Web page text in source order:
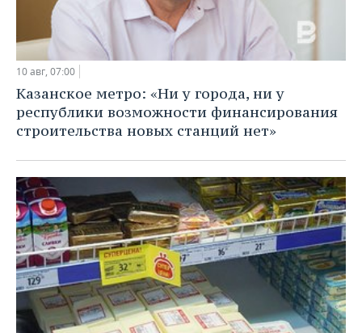
10 авг, 07:00
Казанское метро: «Ни у города, ни у
республики возможности финансирования
строительства новых станций нет»